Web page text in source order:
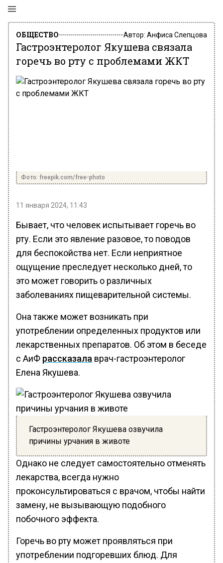
ОБЩЕСТВО Автор: Анфиса Слепцова
Гастроэнтеролог Якушева связала
горечь во рту с проблемами ЖКТ
Фото: freepik.com/free-photo
11 января 2024, 11:43
Бывает, что человек испытывает горечь во
рту. Если это явление разовое, то поводов
для беспокойства нет. Если неприятное
ощущение преследует несколько дней, то
это может говорить о различных
заболеваниях пищеварительной системы.
Она также может возникать при
употреблении определенных продуктов или
лекарственных препаратов. Об этом в беседе
с АиФ рассказала врач-гастроэнтеролог
Елена Якушева.
Гастроэнтеролог Якушева озвучила
причины урчания в животе
Однако не следует самостоятельно отменять
лекарства, всегда нужно
проконсультироваться с врачом, чтобы найти
замену, не вызывающую подобного
побочного эффекта.
Горечь во рту может проявляться при
употреблении подгоревших блюд. Для